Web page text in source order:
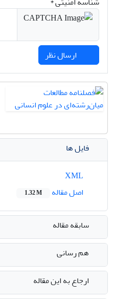
فایل ها
اصل مقاله
1.32 M
سابقه مقاله
هم رسانی
ارجاع به این مقاله